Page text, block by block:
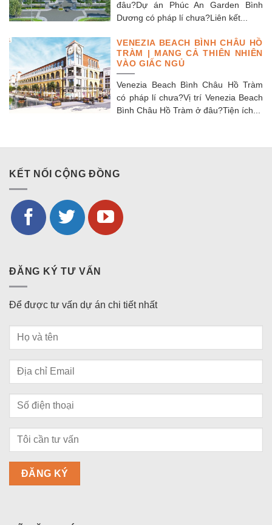
đâu?Dự án Phúc An Garden Bình
Dương có pháp lí chưa?Liên kết...
VENEZIA BEACH BÌNH CHÂU HỒ
TRÀM | MANG CẢ THIÊN NHIÊN
VÀO GIẤC NGỦ
Venezia Beach Bình Châu Hồ Tràm
có pháp lí chưa?Vị trí Venezia Beach
Bình Châu Hồ Tràm ở đâu?Tiện ích...
KẾT NỐI CỘNG ĐỒNG
ĐĂNG KÝ TƯ VẤN
Để được tư vấn dự án chi tiết nhất